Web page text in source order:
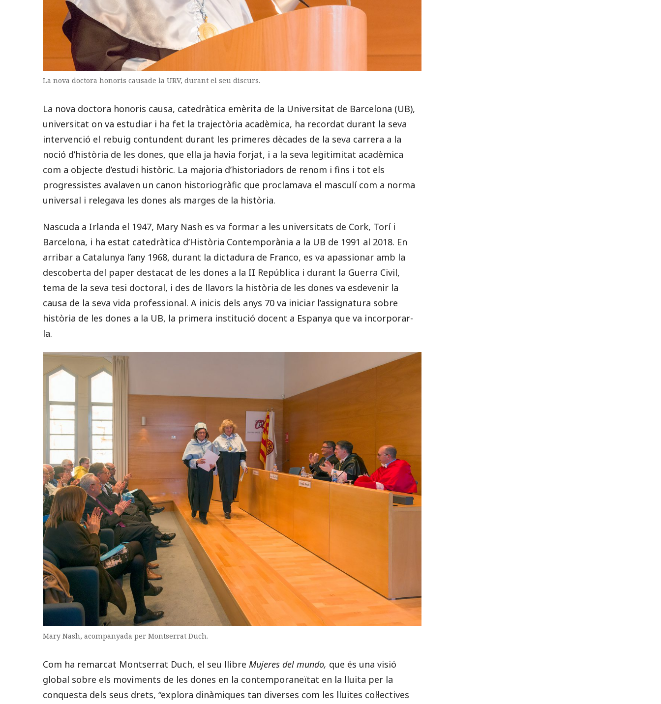
La nova doctora honoris causade la URV, durant el seu discurs.
La nova doctora honoris causa, catedràtica emèrita de la Universitat de Barcelona (UB),
universitat on va estudiar i ha fet la trajectòria acadèmica, ha recordat durant la seva
intervenció el rebuig contundent durant les primeres dècades de la seva carrera a la
noció d’història de les dones, que ella ja havia forjat, i a la seva legitimitat acadèmica
com a objecte d’estudi històric. La majoria d’historiadors de renom i fins i tot els
progressistes avalaven un canon historiogràfic que proclamava el masculí com a norma
universal i relegava les dones als marges de la història.
Nascuda a Irlanda el 1947, Mary Nash es va formar a les universitats de Cork, Torí i
Barcelona, i ha estat catedràtica d’Història Contemporània a la UB de 1991 al 2018. En
arribar a Catalunya l’any 1968, durant la dictadura de Franco, es va apassionar amb la
descoberta del paper destacat de les dones a la II República i durant la Guerra Civil,
tema de la seva tesi doctoral, i des de llavors la història de les dones va esdevenir la
causa de la seva vida professional. A inicis dels anys 70 va iniciar l’assignatura sobre
història de les dones a la UB, la primera institució docent a Espanya que va incorporar-
la.
Mary Nash, acompanyada per Montserrat Duch.
Com ha remarcat Montserrat Duch, el seu llibre Mujeres del mundo, que és una visió
global sobre els moviments de les dones en la contemporaneïtat en la lluita per la
conquesta dels seus drets, “explora dinàmiques tan diverses com les lluites col·lectives